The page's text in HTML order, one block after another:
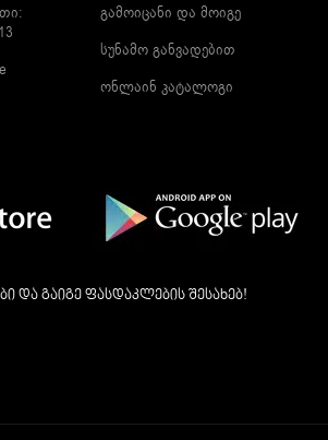
გამოიცანი და მოიგე
სუნამო განვადებით
ონლაინ კატალოგი
და გაიგე ფასდაკლების შესახებ!